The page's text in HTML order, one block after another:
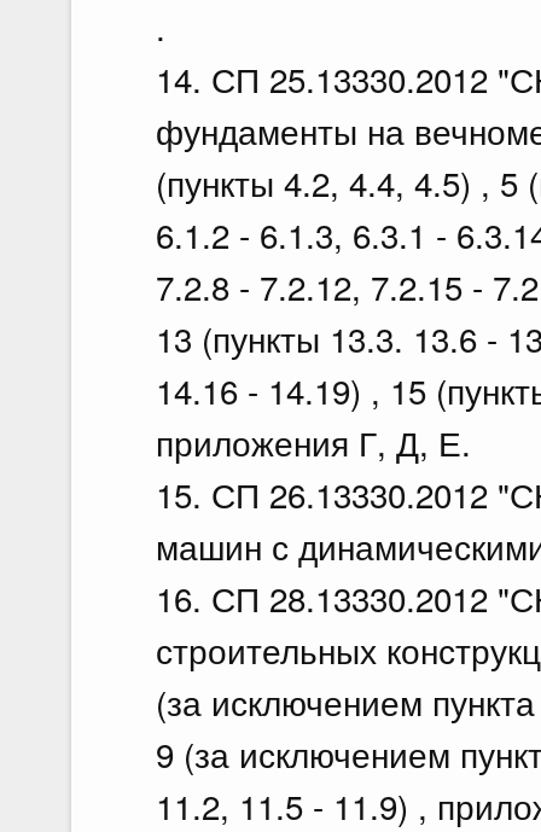
.
14. СП 25.13330.2012
фундаменты на
(пункты 4.2, 4.4, 4.5) , 5
6.1.2 - 6.1.3, 6.3.1 -
7.2.8 - 7.2.12, 7.2.15 -
13 (пункты 13.3. 13.6 -
14.16 - 14.19) , 15
приложения Г, Д, Е.
15. СП 26.13330.2012
машин с
16. СП 28.13330.2012
строительных
(за исключением
9 (за исключением
11.2, 11.5 - 11.9) ,